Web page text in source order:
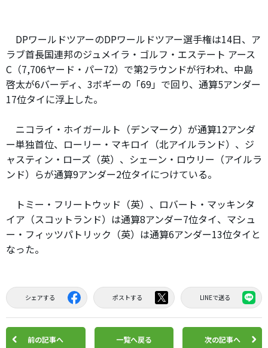
DPワールドツアーのDPワールドツアー選手権は14日、ア
ラブ首長国連邦のジュメイラ・ゴルフ・エステート アース
C（7,706ヤード・パー72）で第2ラウンドが行われ、中島
啓太が6バーディ、3ボギーの「69」で回り、通算5アンダー
17位タイに浮上した。
ニコライ・ホイガールト（デンマーク）が通算12アンダ
ー単独首位、ローリー・マキロイ（北アイルランド）、ジ
ャスティン・ローズ（英）、シェーン・ロウリー（アイルラ
ンド）らが通算9アンダー2位タイにつけている。
トミー・フリートウッド（英）、ロバート・マッキンタ
イア（スコットランド）は通算8アンダー7位タイ、マシュ
ー・フィッツパトリック（英）は通算6アンダー13位タイと
なった。
シェアする ポストする LINEで送る
前の記事へ 一覧へ戻る 次の記事へ